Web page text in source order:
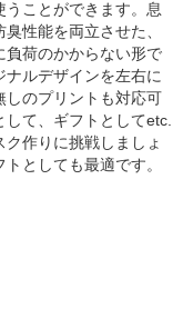
うことができます。息
性能を両立させた、
負荷のかからない形で
ルデザインを左右に
のプリントも対応可
て、ギフトとしてetc.
作りに挑戦しましょ
としても最適です。